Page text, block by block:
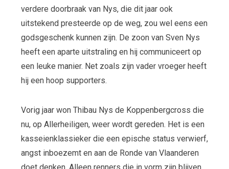
verdere doorbraak van Nys, die dit jaar ook
uitstekend presteerde op de weg, zou wel eens een
godsgeschenk kunnen zijn. De zoon van Sven Nys
heeft een aparte uitstraling en hij communiceert op
een leuke manier. Net zoals zijn vader vroeger heeft
hij een hoop supporters.
Vorig jaar won Thibau Nys de Koppenbergcross die
nu, op Allerheiligen, weer wordt gereden. Het is een
kasseienklassieker die een epische status verwierf,
angst inboezemt en aan de Ronde van Vlaanderen
doet denken. Alleen renners die in vorm zijn blijven